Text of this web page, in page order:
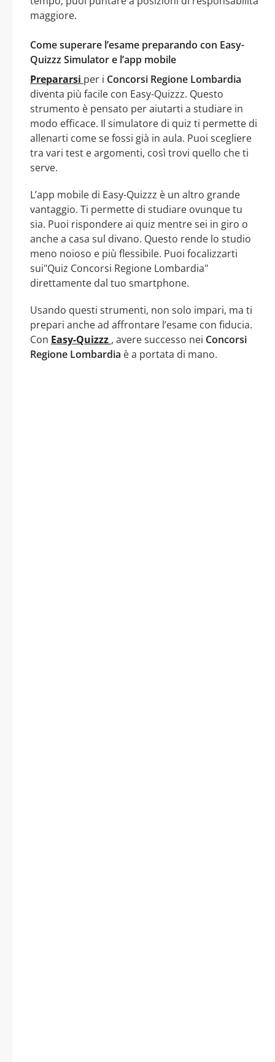
maggiore.
Come superare l’esame preparando con Easy-
Quizzz Simulator e l’app mobile
Prepararsi per i Concorsi Regione Lombardia
diventa più facile con Easy-Quizzz. Questo
strumento è pensato per aiutarti a studiare in
modo efficace. Il simulatore di quiz ti permette di
allenarti come se fossi già in aula. Puoi scegliere
tra vari test e argomenti, così trovi quello che ti
serve.
L’app mobile di Easy-Quizzz è un altro grande
vantaggio. Ti permette di studiare ovunque tu
sia. Puoi rispondere ai quiz mentre sei in giro o
anche a casa sul divano. Questo rende lo studio
meno noioso e più flessibile. Puoi focalizzarti
sui"Quiz Concorsi Regione Lombardia"
direttamente dal tuo smartphone.
Usando questi strumenti, non solo impari, ma ti
prepari anche ad affrontare l’esame con fiducia.
Con Easy-Quizzz , avere successo nei Concorsi
Regione Lombardia è a portata di mano.